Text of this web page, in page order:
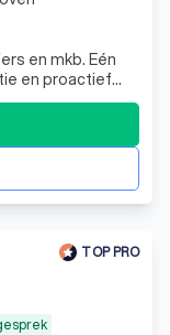
en mkb. Eén
en proactief
TOP PRO